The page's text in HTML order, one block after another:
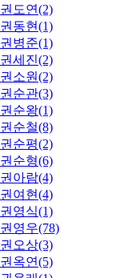
권도연(2)
권동현(1)
권병준(1)
권세진(2)
권소원(2)
권순관(3)
권순왕(1)
권순철(8)
권순평(2)
권순형(6)
권아람(4)
권여현(4)
권영식(1)
권영우(78)
권오상(3)
권옥연(5)